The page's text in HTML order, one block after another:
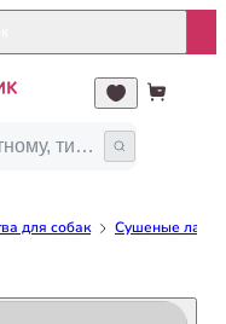
для собак Сушеные